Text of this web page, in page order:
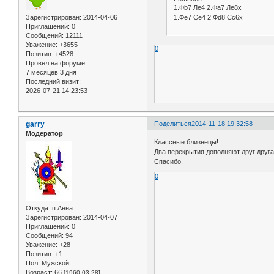
Зарегистрирован: 2014-04-06
Приглашений: 0
Сообщений: 12111
Уважение: +3655
Позитив: +4528
Провел на форуме:
7 месяцев 3 дня
Последний визит:
2026-07-21 14:23:53
1.Фb7 Лe4 2.Фa7 Лe8x
1.Фe7 Сe4 2.Фd8 Сc6x
0
Поделиться2014-11-18 19:32:58
garry
Модератор
Откуда: п.Анна
Зарегистрирован: 2014-04-07
Приглашений: 0
Сообщений: 94
Уважение: +28
Позитив: +1
Пол: Мужской
Возраст: 66 [1960-03-28]
Классные близнецы!
Два перекрытия дополняют друг
Спасибо.
0